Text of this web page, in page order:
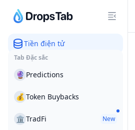
Tiền điện tử
Tab Đặc sắc
🔮 Predictions
💰 Token Buybacks
🏛 TradFi New
−34.01% BTC $65,060.86